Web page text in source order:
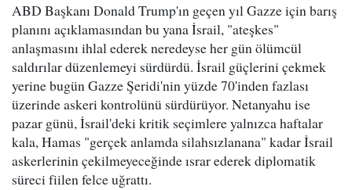
ABD Başkanı Donald Trump'ın geçen yıl Gazze için barış
planını açıklamasından bu yana İsrail, "ateşkes"
anlaşmasını ihlal ederek neredeyse her gün ölümcül
saldırılar düzenlemeyi sürdürdü. İsrail güçlerini çekmek
yerine bugün Gazze Şeridi'nin yüzde 70'inden fazlası
üzerinde askeri kontrolünü sürdürüyor. Netanyahu ise
pazar günü, İsrail'deki kritik seçimlere yalnızca haftalar
kala, Hamas "gerçek anlamda silahsızlanana" kadar İsrail
askerlerinin çekilmeyeceğinde ısrar ederek diplomatik
süreci fiilen felce uğrattı.